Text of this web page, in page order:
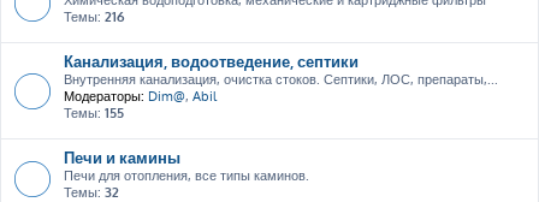
Темы: 216
Канализация, водоотведение, септики
Внутренняя канализация, очистка стоков. Септики, ЛОС, препараты,...
Модераторы: Dim@, Abil
Темы: 155
Печи и камины
Печи для отопления, все типы каминов.
Темы: 32